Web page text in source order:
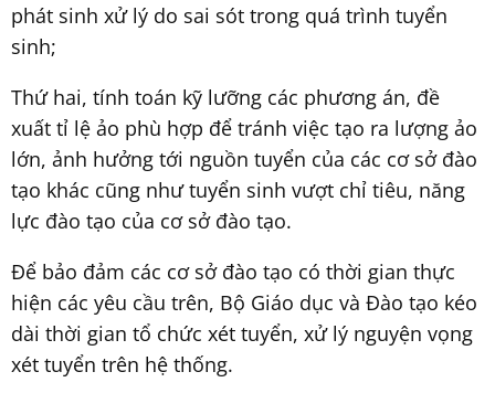
phát sinh xử lý do sai sót trong quá trình tuyển
sinh;
Thứ hai, tính toán kỹ lưỡng các phương án, đề
xuất tỉ lệ ảo phù hợp để tránh việc tạo ra lượng ảo
lớn, ảnh hưởng tới nguồn tuyển của các cơ sở đào
tạo khác cũng như tuyển sinh vượt chỉ tiêu, năng
lực đào tạo của cơ sở đào tạo.
Để bảo đảm các cơ sở đào tạo có thời gian thực
hiện các yêu cầu trên, Bộ Giáo dục và Đào tạo kéo
dài thời gian tổ chức xét tuyển, xử lý nguyện vọng
xét tuyển trên hệ thống.